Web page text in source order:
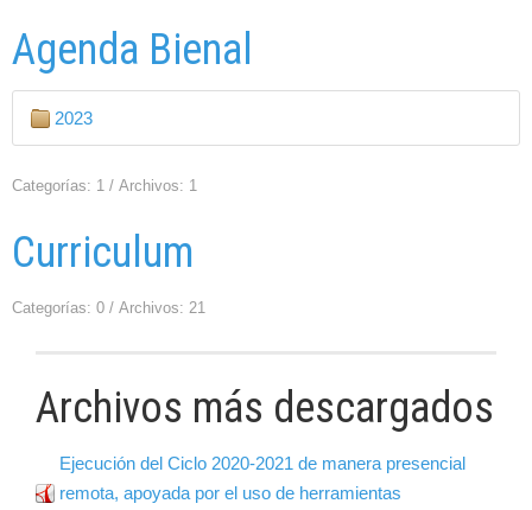
Agenda Bienal
2023
Categorías: 1 / Archivos: 1
Curriculum
Categorías: 0 / Archivos: 21
Archivos más descargados
Ejecución del Ciclo 2020-2021 de manera presencial
remota, apoyada por el uso de herramientas